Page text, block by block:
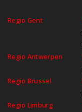
Regio Gent
Regio Antwerpen
Regio Brussel
Regio Limburg